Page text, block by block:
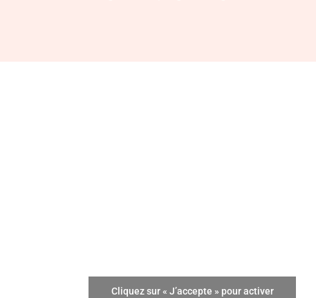
Cliquez sur « J’accepte » pour activer